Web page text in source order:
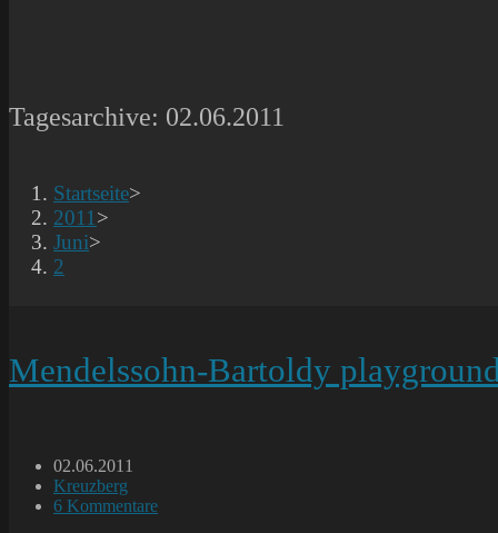
Tagesarchive: 02.06.2011
Startseite>
2011 >
Juni>
2
Mendelssohn-Bartoldy
Beitrag
veröffentlicht:
02.06.2011
Beitrags-
Kategorie:
Kreuzberg
Beitrags-
6 Kommentare